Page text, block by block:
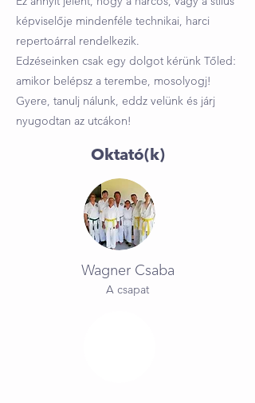
képviselője mindenféle technikai, harci
repertoárral rendelkezik.
Edzéseinken csak egy dolgot kérünk Tőled:
amikor belépsz a terembe, mosolyogj!
Gyere, tanulj nálunk, eddz velünk és járj
nyugodtan az utcákon!
Oktató(k)
Wagner Csaba
A csapat